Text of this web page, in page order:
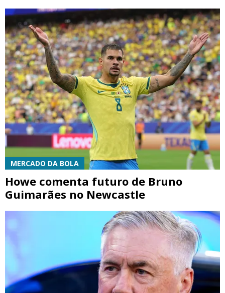
MERCADO DA BOLA
Howe comenta futuro de Bruno
Guimarães no Newcastle